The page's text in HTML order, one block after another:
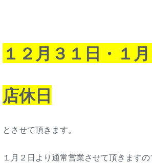
１２月３１日・１
店休日
とさせて頂きます。
１月２日より通常営業させて頂きます